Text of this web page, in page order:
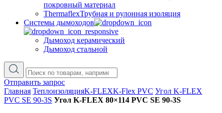
покровный материал
ThermaflexТрубная и рулонная изоляция
Cистемы дымоходов
Дымоход керамический
Дымоход стальной
Отправить запрос
Главная ТеплоизоляцияK-FLEXK-Flex PVC Угол K-FLEX
PVC SE 90-3S Угол K-FLEX 80×114 PVC SE 90-3S